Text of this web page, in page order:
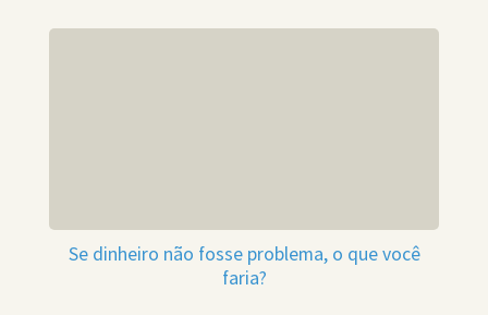
Se dinheiro não fosse problema, o que você
faria?